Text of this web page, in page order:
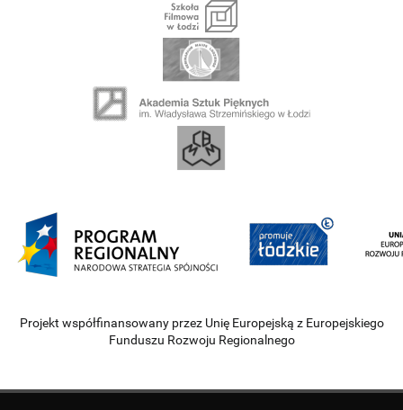
Projekt współfinansowany przez Unię Europejską z Europejskiego
Funduszu Rozwoju Regionalnego